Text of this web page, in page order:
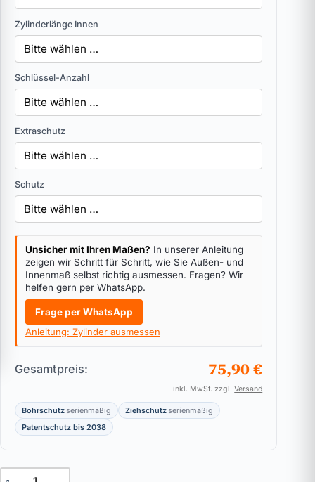
Zylinderlänge Innen
Schlüssel-Anzahl
Extraschutz
Schutz
Unsicher mit Ihren Maßen? In unserer Anleitung
zeigen wir Schritt für Schritt, wie Sie Außen- und
Innenmaß selbst richtig ausmessen. Fragen? Wir
helfen gern per WhatsApp.
Frage per WhatsApp
Anleitung: Zylinder ausmessen
Gesamtpreis: 75,90 €
inkl. MwSt. zzgl.Versand
Bohrschutzserienmäßig Ziehschutzserienmäßig
Patentschutz bis 2038
Knaufzylinder DOM ix Teco Menge